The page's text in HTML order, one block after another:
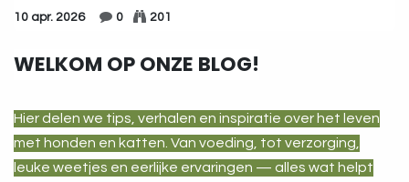
10 apr. 2026 0 201
WELKOM OP ONZE BLOG!
Hier delen we tips, verhalen en inspiratie over het leven
met honden en katten. Van voeding, tot verzorging,
leuke weetjes en eerlijke ervaringen — alles wat helpt